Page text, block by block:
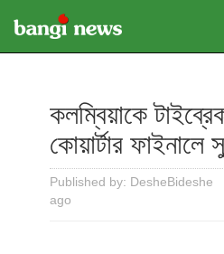
কলম্বিয়াকে
কোয়ার্টার ফাইনালে
Published by: DesheBideshe
ago